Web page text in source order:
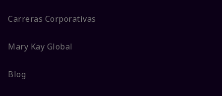
Carreras Corporativas
Mary Kay Global
Blog